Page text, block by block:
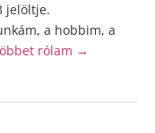
jelöltje.
a hobbim, a
rólam →